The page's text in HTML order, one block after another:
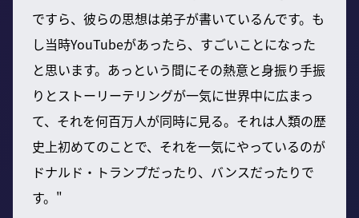
ですら、彼らの思想は弟子が書いているんです。も
し当時YouTubeがあったら、すごいことになった
と思います。あっという間にその熱意と身振り手振
りとストーリーテリングが一気に世界中に広まっ
て、それを何百万人が同時に見る。それは人類の歴
史上初めてのことで、それを一気にやっているのが
ドナルド・トランプだったり、バンスだったりで
す。"